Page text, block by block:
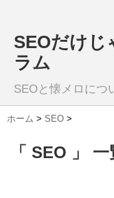
SEOだけじ
ラム
SEOと懐メロにつ
ホーム > SEO >
「 SEO 」 一